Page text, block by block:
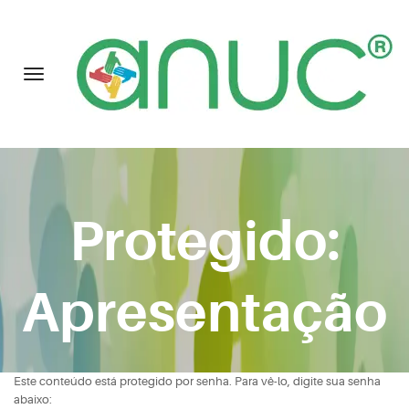
Protegido:
Apresentação
Este conteúdo está protegido por senha. Para vê-lo, digite sua senha
abaixo: